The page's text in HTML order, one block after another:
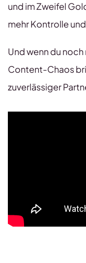
und im Zweifel
mehr Kontrolle
Und wenn du
Content-Chaos
zuverlässiger